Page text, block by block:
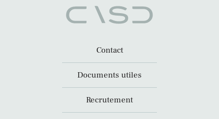
Contact
Documents utiles
Recrutement